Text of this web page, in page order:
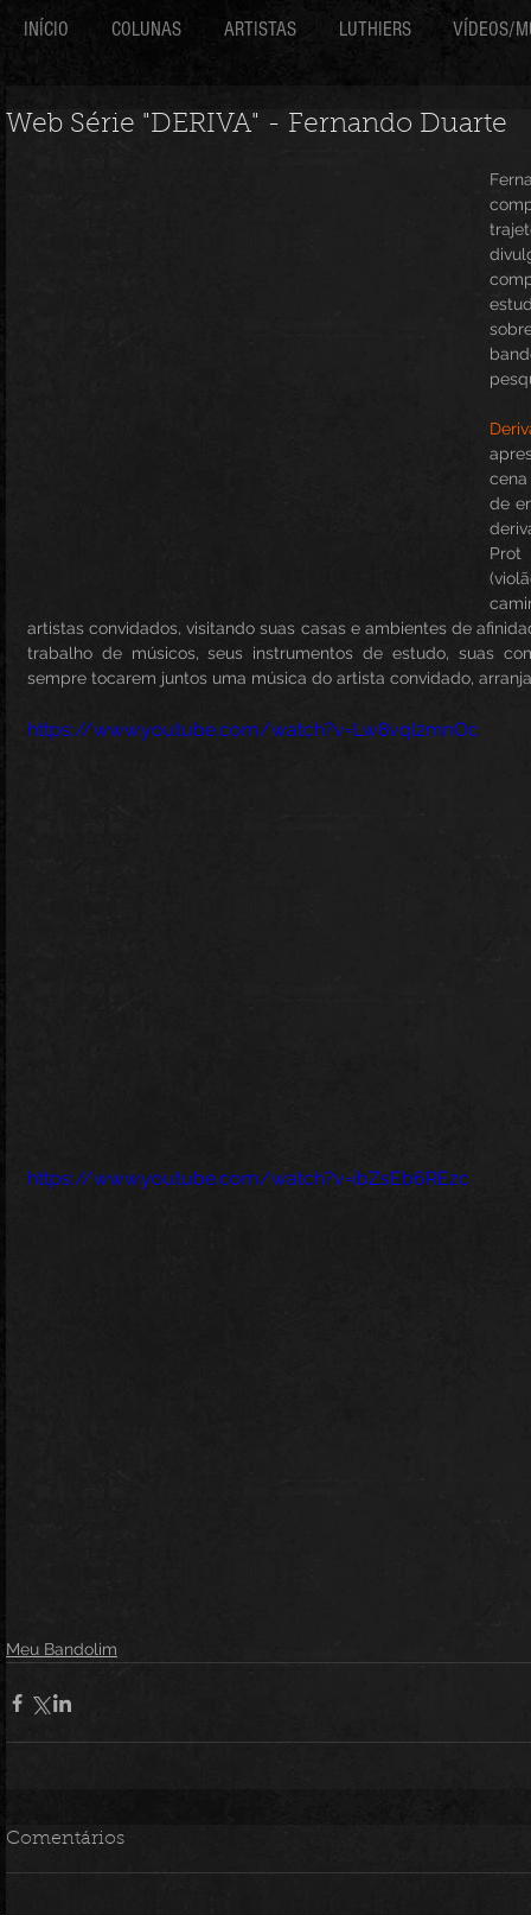
INÍCIO COLUNAS ARTISTAS LUTHIERS VÍDEOS/
Web Série "DERIVA" - Fernando Duarte
de
Prot
artistas convidados, visitando suas casas e ambientes de
trabalho de músicos, seus instrumentos de estudo, suas
sempre tocarem juntos uma música do artista convidado,
https://www.youtube.com/watch?v=Lw8vql2mnOc
https://www.youtube.com/watch?v=ibZsEb6REzc
Meu Bandolim
Comentários